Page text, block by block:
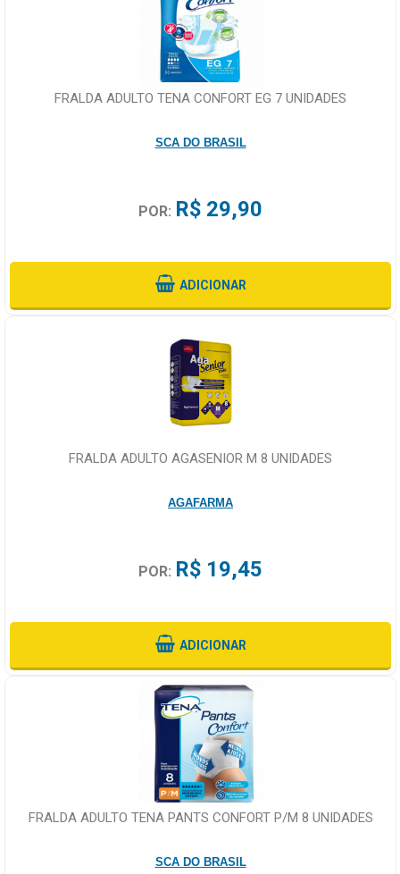
FRALDA ADULTO TENA CONFORT EG 7 UNIDADES
SCA DO BRASIL
POR: R$ 29,90
ADICIONAR
FRALDA ADULTO AGASENIOR M 8 UNIDADES
AGAFARMA
POR: R$ 19,45
ADICIONAR
FRALDA ADULTO TENA PANTS CONFORT P/M 8 UNIDADES
SCA DO BRASIL